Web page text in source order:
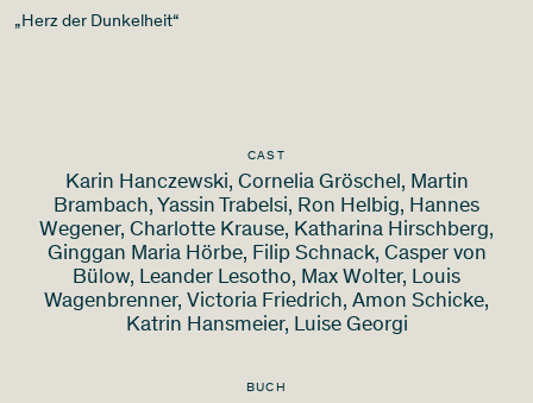
„Herz der Dunkelheit“
CAST
Karin Hanczewski, Cornelia Gröschel, Martin
Brambach, Yassin Trabelsi, Ron Helbig, Hannes
Wegener, Charlotte Krause, Katharina Hirschberg,
Ginggan Maria Hörbe, Filip Schnack, Casper von
Bülow, Leander Lesotho, Max Wolter, Louis
Wagenbrenner, Victoria Friedrich, Amon Schicke,
Katrin Hansmeier, Luise Georgi
BUCH